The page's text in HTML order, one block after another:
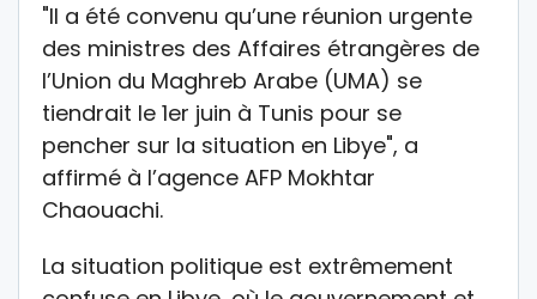
"Il a été convenu qu’une réunion urgente
des ministres des Affaires étrangères de
l’Union du Maghreb Arabe (UMA) se
tiendrait le 1er juin à Tunis pour se
pencher sur la situation en Libye", a
affirmé à l’agence AFP Mokhtar
Chaouachi.
La situation politique est extrêmement